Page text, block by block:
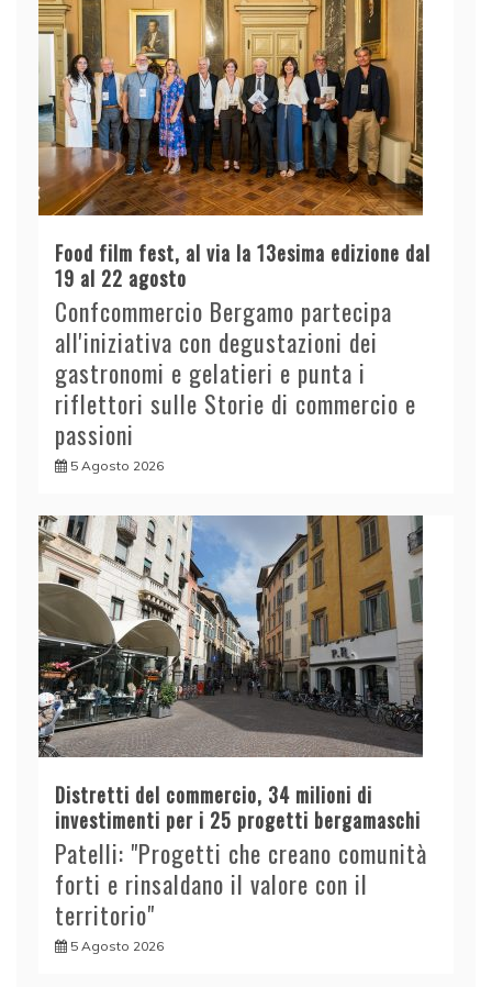
Food film fest, al via la 13esima edizione dal
19 al 22 agosto
Confcommercio Bergamo partecipa
all'iniziativa con degustazioni dei
gastronomi e gelatieri e punta i
riflettori sulle Storie di commercio e
passioni
5 Agosto 2026
Distretti del commercio, 34 milioni di
investimenti per i 25 progetti bergamaschi
Patelli: "Progetti che creano comunità
forti e rinsaldano il valore con il
territorio"
5 Agosto 2026